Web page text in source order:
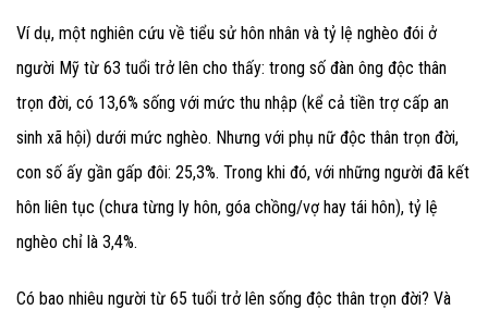
Ví dụ, một nghiên cứu về tiểu sử hôn nhân và tỷ lệ nghèo đói ở
người Mỹ từ 63 tuổi trở lên cho thấy: trong số đàn ông độc thân
trọn đời, có 13,6% sống với mức thu nhập (kể cả tiền trợ cấp an
sinh xã hội) dưới mức nghèo. Nhưng với phụ nữ độc thân trọn đời,
con số ấy gần gấp đôi: 25,3%. Trong khi đó, với những người đã kết
hôn liên tục (chưa từng ly hôn, góa chồng/vợ hay tái hôn), tỷ lệ
nghèo chỉ là 3,4%.
Có bao nhiêu người từ 65 tuổi trở lên sống độc thân trọn đời? Và